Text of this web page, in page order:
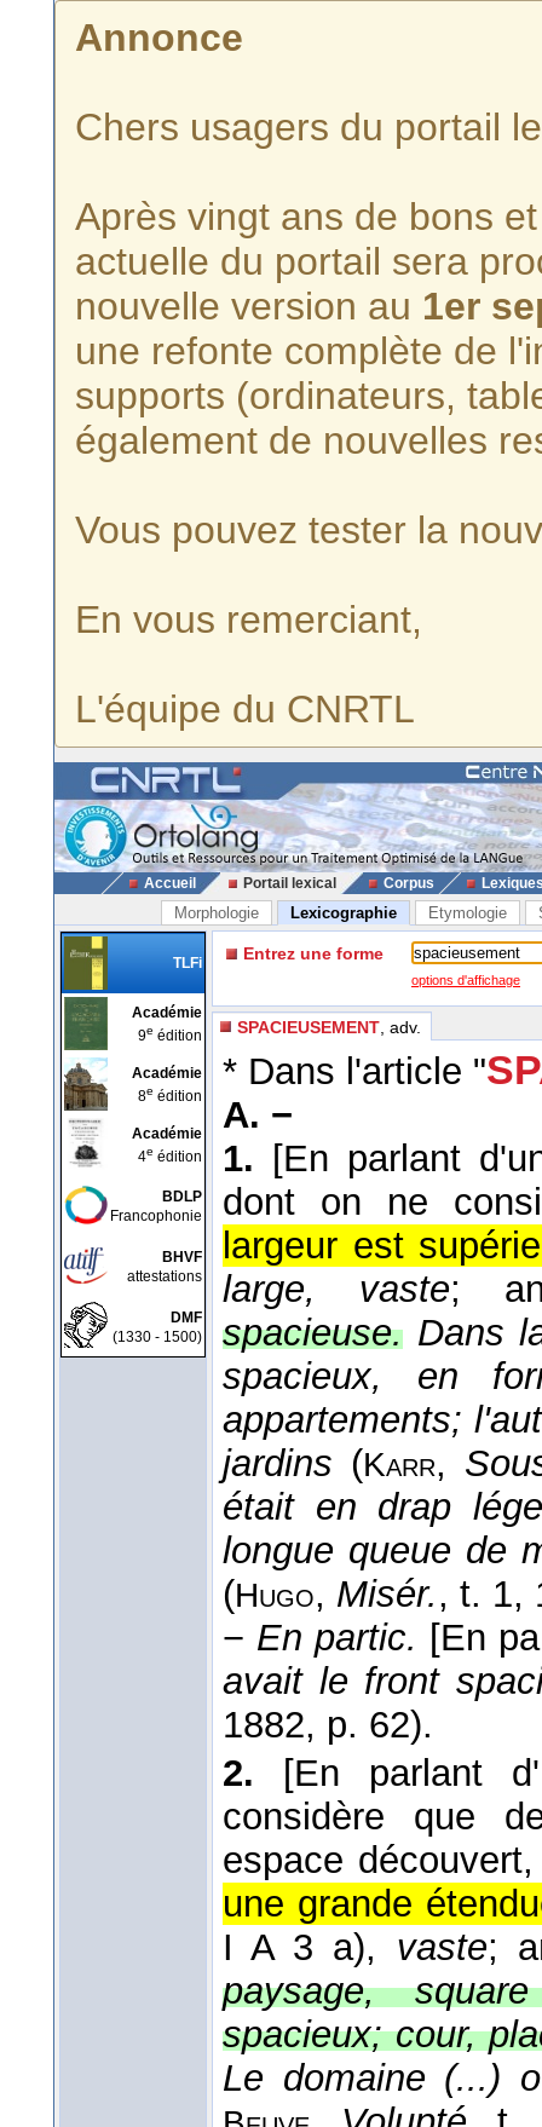
Annonce
Chers usagers du portail
Après vingt ans de bons
actuelle du portail sera
nouvelle version au 1er
une refonte complète de
supports (ordinateurs,
également de nouvelles
Vous pouvez tester la
En vous remerciant,
L'équipe du CNRTL
Accueil Portail lexical Corpus
Morphologie Lexicographie Etymologie
TLFi
Académie
9e édition
Académie
8e édition
Académie
4e édition
BDLP
Francophonie
BHVF
attestations
DMF
(1330 - 1500)
Entrez une forme
options d'affichage
SPACIEUSEMENT , adv.
* Dans l'article "
A. −
1. [En parlant
dont on ne
largeur est
large, vaste;
spacieuse. Dans
spacieux, en
appartements;
jardins (Karr,
était en drap
longue queue de
(Hugo, Misér., t. 1,
− En partic. [En
avait le front
1882, p. 62).
2.
[En parlant
considère que
espace
une grande
I A 3 a), vaste;
paysage,
spacieux; cour,
Le domaine (...)